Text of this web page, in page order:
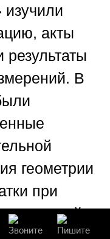
изучили
акты
В
геометрии
при
покрытий.